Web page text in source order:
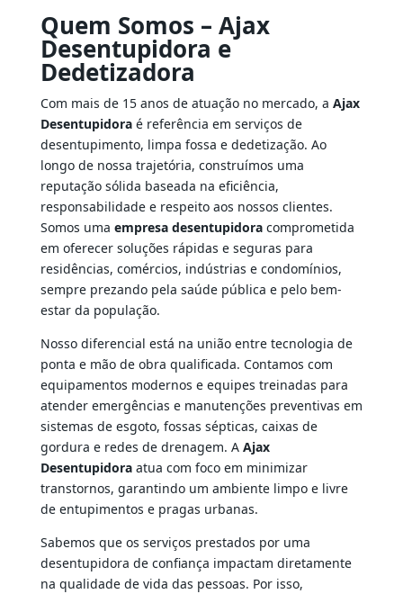
Quem Somos – Ajax
Desentupidora e
Dedetizadora
Com mais de 15 anos de atuação no mercado, a Ajax
Desentupidoraé referência em serviços de
desentupimento, limpa fossa e dedetização. Ao
longo de nossa trajetória, construímos uma
reputação sólida baseada na eficiência,
responsabilidade e respeito aos nossos clientes.
Somos uma empresa desentupidoracomprometida
em oferecer soluções rápidas e seguras para
residências, comércios, indústrias e condomínios,
sempre prezando pela saúde pública e pelo bem-
estar da população.
Nosso diferencial está na união entre tecnologia de
ponta e mão de obra qualificada. Contamos com
equipamentos modernos e equipes treinadas para
atender emergências e manutenções preventivas em
sistemas de esgoto, fossas sépticas, caixas de
gordura e redes de drenagem. A Ajax
Desentupidoraatua com foco em minimizar
transtornos, garantindo um ambiente limpo e livre
de entupimentos e pragas urbanas.
Sabemos que os serviços prestados por uma
desentupidora de confiança impactam diretamente
na qualidade de vida das pessoas. Por isso,